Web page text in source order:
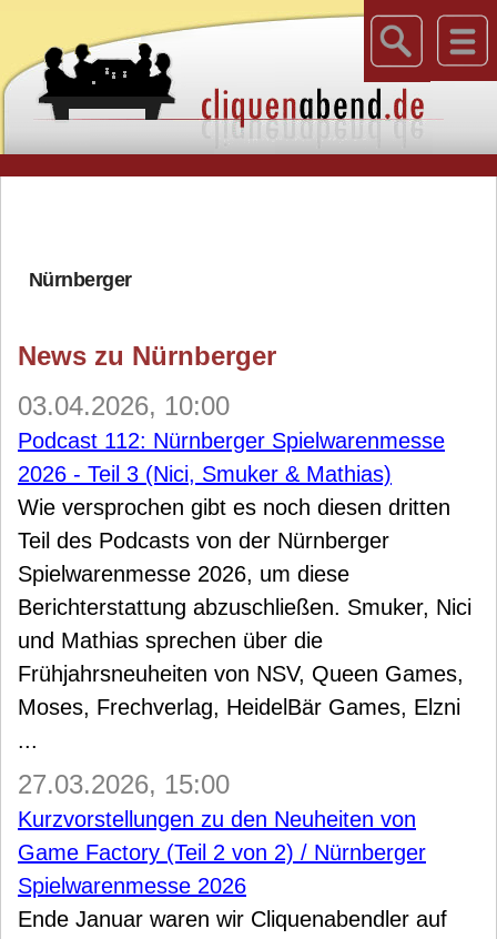
Nürnberger
News zu Nürnberger
03.04.2026, 10:00
Podcast 112: Nürnberger Spielwarenmesse
2026 - Teil 3 (Nici, Smuker & Mathias)
Wie versprochen gibt es noch diesen dritten
Teil des Podcasts von der Nürnberger
Spielwarenmesse 2026, um diese
Berichterstattung abzuschließen. Smuker, Nici
und Mathias sprechen über die
Frühjahrsneuheiten von NSV, Queen Games,
Moses, Frechverlag, HeidelBär Games, Elzni
...
27.03.2026, 15:00
Kurzvorstellungen zu den Neuheiten von
Game Factory (Teil 2 von 2) / Nürnberger
Spielwarenmesse 2026
Ende Januar waren wir Cliquenabendler auf